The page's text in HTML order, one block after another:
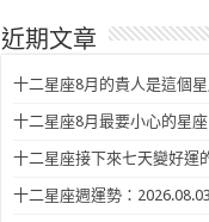
近期文章
十二星座8月的貴人是這個
十二星座8月最要小心的星座
十二星座接下來七天變好運
十二星座週運勢：